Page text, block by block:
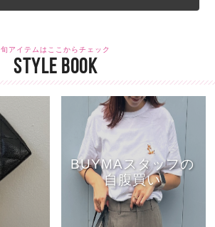
旬アイテムはここからチェック
STYLE BOOK
BUYMAスタッフの
自腹買い